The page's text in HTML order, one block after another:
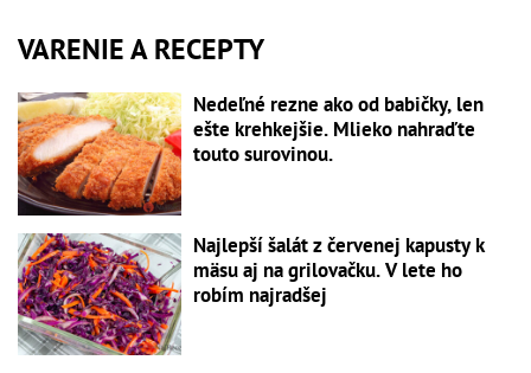
VARENIE A RECEPTY
Nedeľné rezne ako od babičky, len
ešte krehkejšie. Mlieko nahraďte
touto surovinou.
Najlepší šalát z červenej kapusty k
mäsu aj na grilovačku. V lete ho
robím najradšej